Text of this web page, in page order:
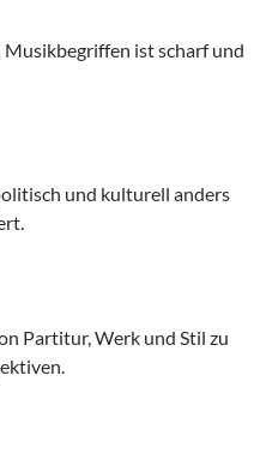
ist scharf und
und kulturell anders
Partitur, Werk und Stil zu